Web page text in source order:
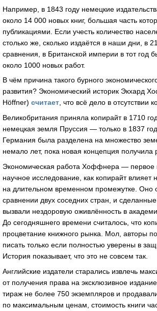
Например, в 1843 году немецкие
около 14 000 новых книг, большая часть
публикациями. Если учесть количество
столько же, сколько издаётся в наши дни, в
сравнения, в Британской империи в тот год
около 1000 новых работ.
В чём причина такого бурного
развития? Экономический историк Экхард
Höffner) считает, что всё дело в отсутствии
Великобритания приняла копирайт в 1710
немецкая земля Пруссия — только в 1837
Германия была разделена на множество
немало лет, пока новая концепция получила
Экономическая работа Хоффнера — первое
научное исследование, как копирайт влияет
на длительном временном промежутке. Оно
сравнении двух соседних стран, и
вызвали нездоровую оживлённость в
До сегодняшнего времени считалось, что
процветание книжного рынка. Мол, авторы
писать только если полностью уверены в
История показывает, что это не совсем так.
Английские издатели старались извлечь
от получения права на эксклюзивное
тираж не более 750 экземпляров и
по максимальным ценам, стоимость книги